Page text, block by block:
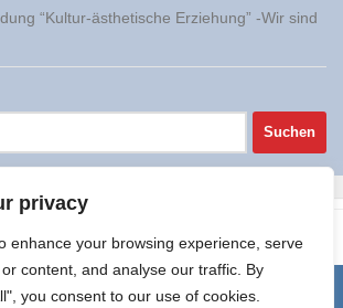
privacy
enhance your browsing experience, serve
content, and analyse our traffic. By
you consent to our use of cookies.
“Kultur-ästhetische Erziehung” -Wir sind